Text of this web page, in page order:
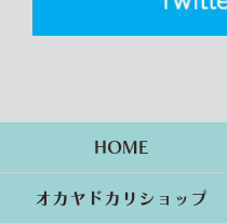
HOME
オカヤドカリショップ